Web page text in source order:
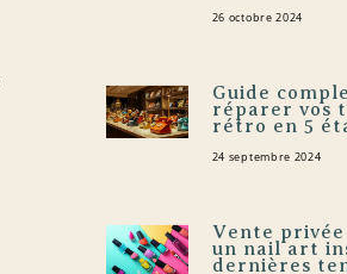
26 octobre 2024
Guide
réparer vos
rétro en 5
24 septembre 2024
Vente privée
un nail art
dernières